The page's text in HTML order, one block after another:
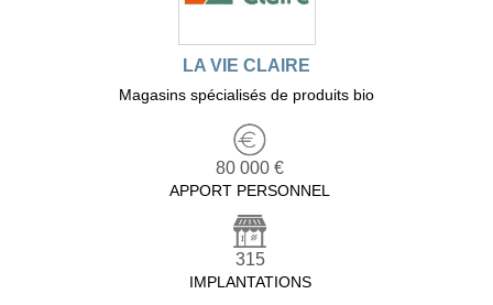
LA VIE CLAIRE
Magasins spécialisés de produits bio
80 000 €
APPORT PERSONNEL
315
IMPLANTATIONS